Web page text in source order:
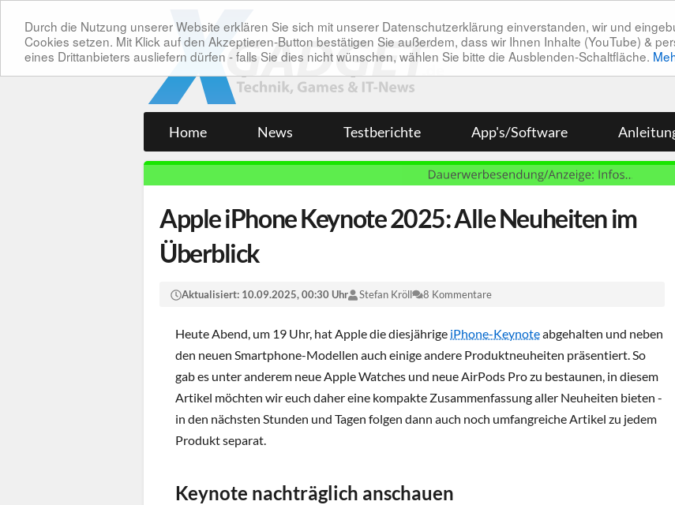
Durch die Nutzung unserer Website erklären Sie sich mit unserer Datenschutzerklärung einverstanden, wir und
Cookies setzen. Mit Klick auf den Akzeptieren-Button bestätigen Sie außerdem, dass wir Ihnen Inhalte (YouTube) &
eines Drittanbieters ausliefern dürfen - falls Sie dies nicht wünschen, wählen Sie bitte die Ausblenden-Schaltfläche.
Home News Testberichte App's/Software
Apple iPhone Keynote 2025: Alle Neuheiten im
Überblick
Aktualisiert: 10.09.2025, 00:30 Uhr Stefan Kröll 8 Kommentare
Heute Abend, um 19 Uhr, hat Apple die diesjährige iPhone-Keynoteabgehalten und neben
den neuen Smartphone-Modellen auch einige andere Produktneuheiten präsentiert. So
gab es unter anderem neue Apple Watches und neue AirPods Pro zu bestaunen, in diesem
Artikel möchten wir euch daher eine kompakte Zusammenfassung aller Neuheiten bieten -
in den nächsten Stunden und Tagen folgen dann auch noch umfangreiche Artikel zu jedem
Produkt separat.
Keynote nachträglich anschauen